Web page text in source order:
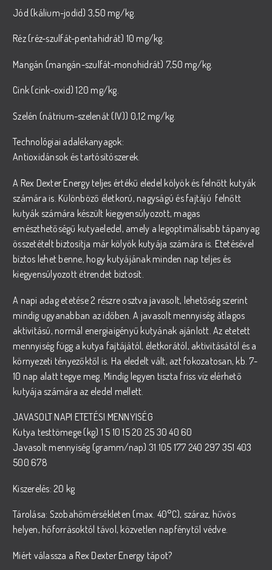
Jód (kálium-jodid) 3,50 mg/kg.
Réz (réz-szulfát-pentahidrát) 10 mg/kg.
Mangán (mangán-szulfát-monohidrát) 7,50 mg/kg.
Cink (cink-oxid) 120 mg/kg.
Szelén (nátrium-szelenát (IV)) 0,12 mg/kg.
Technológiai adalékanyagok:
Antioxidánsok és tartósítószerek.
A Rex Dexter Energy teljes értékű eledel kölyök és felnőtt kutyák
számára is. Különböző életkorú, nagyságú és fajtájú felnőtt
kutyák számára készült kiegyensúlyozott, magas
emészthetőségű kutyaeledel, amely a legoptimálisabb tápanyag
összetételt biztosítja már kölyök kutyája számára is. Etetésével
biztos lehet benne, hogy kutyájának minden nap teljes és
kiegyensúlyozott étrendet biztosít.
A napi adag etetése 2 részre osztva javasolt, lehetőség szerint
mindig ugyanabban az időben. A javasolt mennyiség átlagos
aktivitású, normál energiaigényű kutyának ajánlott. Az etetett
mennyiség függ a kutya fajtájától, életkorától, aktivitásától és a
környezeti tényezőktől is. Ha eledelt vált, azt fokozatosan, kb. 7-
10 nap alatt tegye meg. Mindig legyen tiszta friss víz elérhető
kutyája számára az eledel mellett.
JAVASOLT NAPI ETETÉSI MENNYISÉG
Kutya testtömege (kg) 1 5 10 15 20 25 30 40 60
Javasolt mennyiség (gramm/nap) 31 105 177 240 297 351 403
500 678
Kiszerelés: 20 kg
Tárolása: Szobahőmérsékleten (max. 40°C), száraz, hűvös
helyen, hőforrásoktól távol, közvetlen napfénytől védve.
Miért válassza a Rex Dexter Energy tápot?